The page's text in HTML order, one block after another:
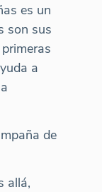
es un
son sus
a
de
allá,